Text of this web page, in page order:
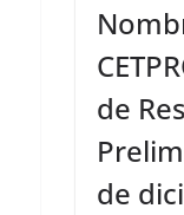
de
de